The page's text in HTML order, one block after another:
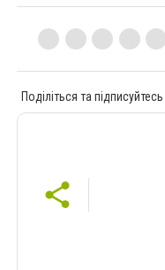
Поділіться та